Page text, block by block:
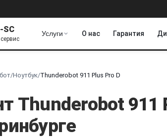
SC Услуги О нас Гарантия
/Ноутбук/Thunderobot 911 Plus Pro D
Thunderobot 911